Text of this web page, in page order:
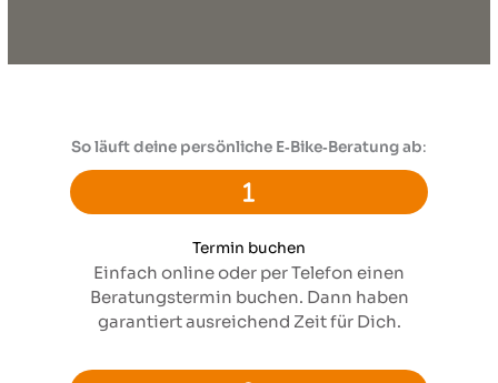
So läuft deine persönliche E‑Bike‑Beratung ab:
Termin buchen
Einfach online oder per Telefon einen
Beratungstermin buchen. Dann haben
garantiert ausreichend Zeit für Dich.